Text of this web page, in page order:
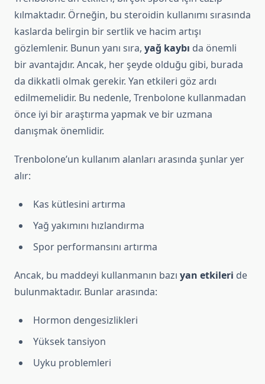
kılmaktadır. Örneğin, bu steroidin kullanımı sırasında
kaslarda belirgin bir sertlik ve hacim artışı
gözlemlenir. Bunun yanı sıra, yağ kaybı da önemli
bir avantajdır. Ancak, her şeyde olduğu gibi, burada
da dikkatli olmak gerekir. Yan etkileri göz ardı
edilmemelidir. Bu nedenle, Trenbolone kullanmadan
önce iyi bir araştırma yapmak ve bir uzmana
danışmak önemlidir.
Trenbolone’un kullanım alanları arasında şunlar yer
alır:
Kas kütlesini artırma
Yağ yakımını hızlandırma
Spor performansını artırma
Ancak, bu maddeyi kullanmanın bazı yan etkileri de
bulunmaktadır. Bunlar arasında:
Hormon dengesizlikleri
Yüksek tansiyon
Uyku problemleri